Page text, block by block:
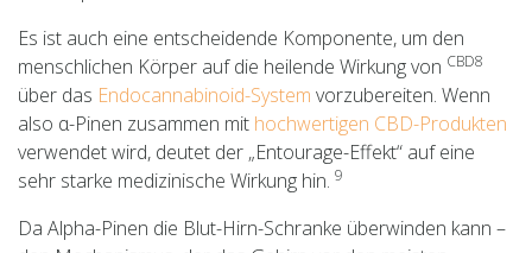
Es ist auch eine entscheidende Komponente, um den
menschlichen Körper auf die heilende Wirkung von CBD8
über das Endocannabinoid-System vorzubereiten. Wenn
also α-Pinen zusammen mit hochwertigen CBD-Produkten
verwendet wird, deutet der „Entourage-Effekt“ auf eine
sehr starke medizinische Wirkung hin. 9
Da Alpha-Pinen die Blut-Hirn-Schranke überwinden kann –